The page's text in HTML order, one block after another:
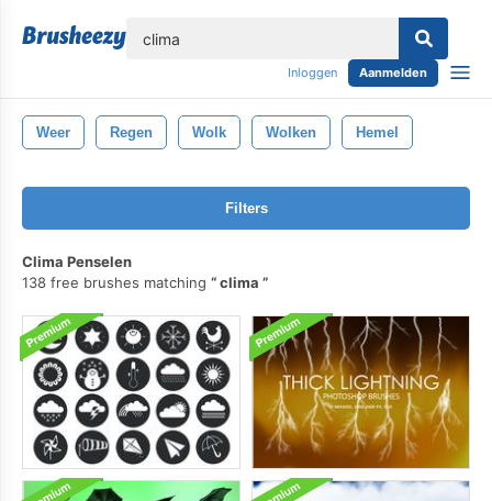
Inloggen Aanmelden
Weer Regen Wolk Wolken Hemel
Filters
Clima Penselen
138 free brushes matching
clima